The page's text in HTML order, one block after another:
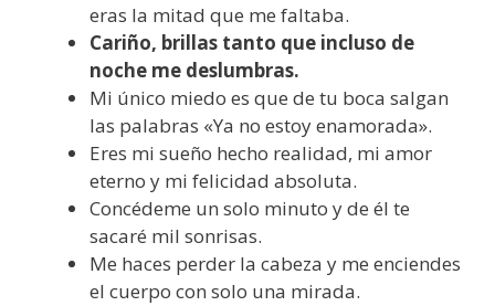
eras la mitad que me faltaba.
Cariño, brillas tanto que incluso de
noche me deslumbras.
Mi único miedo es que de tu boca salgan
las palabras «Ya no estoy enamorada».
Eres mi sueño hecho realidad, mi amor
eterno y mi felicidad absoluta.
Concédeme un solo minuto y de él te
sacaré mil sonrisas.
Me haces perder la cabeza y me enciendes
el cuerpo con solo una mirada.